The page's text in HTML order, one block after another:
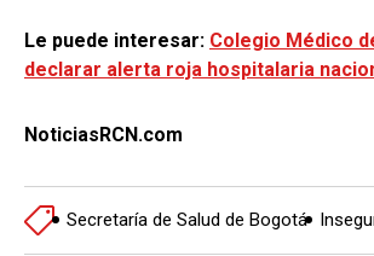
Le puede interesar: Colegio Médico
declarar alerta roja hospitalaria
NoticiasRCN.com
Secretaría de Salud de Bogotá